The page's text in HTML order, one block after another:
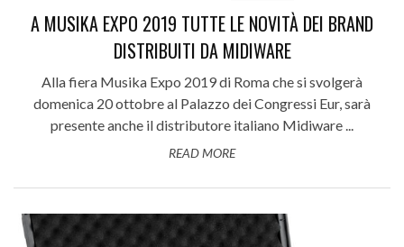
A MUSIKA EXPO 2019 TUTTE LE NOVITÀ DEI BRAND
DISTRIBUITI DA MIDIWARE
Alla fiera Musika Expo 2019 di Roma che si svolgerà
domenica 20 ottobre al Palazzo dei Congressi Eur, sarà
presente anche il distributore italiano Midiware ...
READ MORE